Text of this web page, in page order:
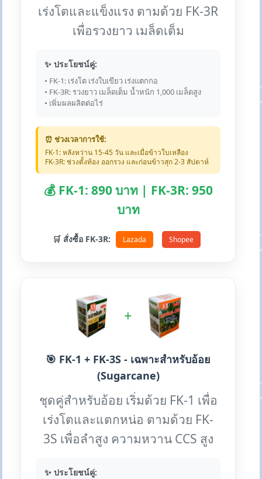
เร่งโตและแข็งแรง ตามด้วย FK-3R
เพื่อรวงยาว เมล็ดเต็ม
✨ ประโยชน์คู่:
• FK-1: เร่งโต เร่งใบเขียว เร่งแตกกอ
• FK-3R: รวงยาว เมล็ดเต็ม น้ำหนัก 1,000 เมล็ดสูง
• เพิ่มผลผลิตต่อไร่
⏰ ช่วงเวลาการใช้:
FK-1: หลังหว่าน 15-45 วัน และเมื่อข้าวใบเหลือง
FK-3R: ช่วงตั้งท้อง ออกรวง และก่อนข้าวสุก 2-3 สัปดาห์
💰 FK-1: 890 บาท | FK-3R: 950
บาท
🛒 สั่งซื้อ FK-3R: Lazada Shopee
+
🎯 FK-1 + FK-3S - เฉพาะสำหรับอ้อย
(Sugarcane)
ชุดคู่สำหรับอ้อย เริ่มด้วย FK-1 เพื่อ
เร่งโตและแตกหน่อ ตามด้วย FK-
3S เพื่อลำสูง ความหวาน CCS สูง
✨ ประโยชน์คู่: